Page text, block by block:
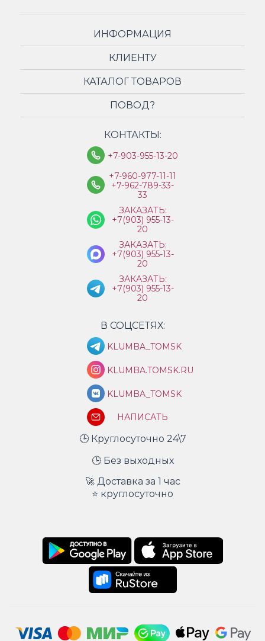
ИНФОРМАЦИЯ
КЛИЕНТУ
КАТАЛОГ ТОВАРОВ
ПОВОД?
КОНТАКТЫ:
+7-903-955-13-20
+7-960-977-11-11
+7-962-789-33-
33
ЗАКАЗАТЬ:
+7(903) 955-13-
20
ЗАКАЗАТЬ:
+7(903) 955-13-
20
ЗАКАЗАТЬ:
+7(903) 955-13-
20
В СОЦСЕТЯХ:
KLUMBA_TOMSK
KLUMBA.TOMSK.RU
KLUMBA_TOMSK
НАПИСАТЬ
🕒 Круглосуточно 24\7
🕒 Без выходных
🚀 Доставка за 1 час
⭐ круглосуточно